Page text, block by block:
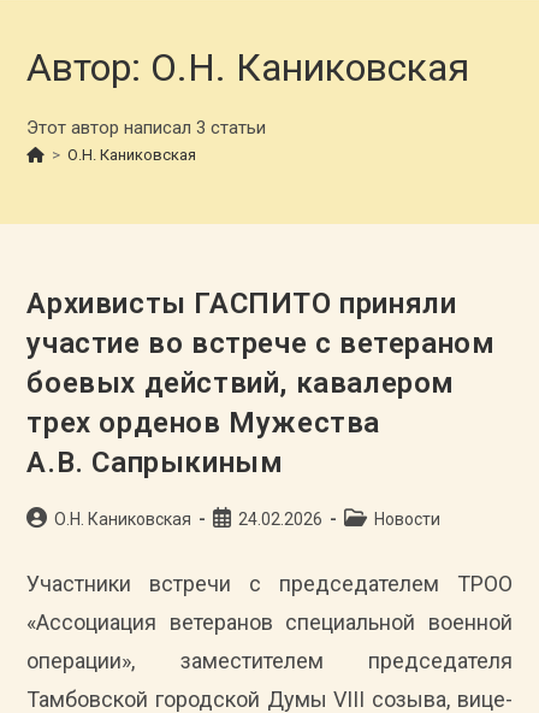
Автор: О.Н. Каниковская
Этот автор написал 3 статьи
> О.Н. Каниковская
Архивисты ГАСПИТО приняли
участие во встрече с ветераном
боевых действий, кавалером
трех орденов Мужества
А.В. Сапрыкиным
АвторО.Н. Каниковская
Запись24.02.2026
РубрикаНовости
Участники встречи с председателем ТРОО
«Ассоциация ветеранов специальной военной
операции», заместителем председателя
Тамбовской городской Думы VIII созыва, вице-